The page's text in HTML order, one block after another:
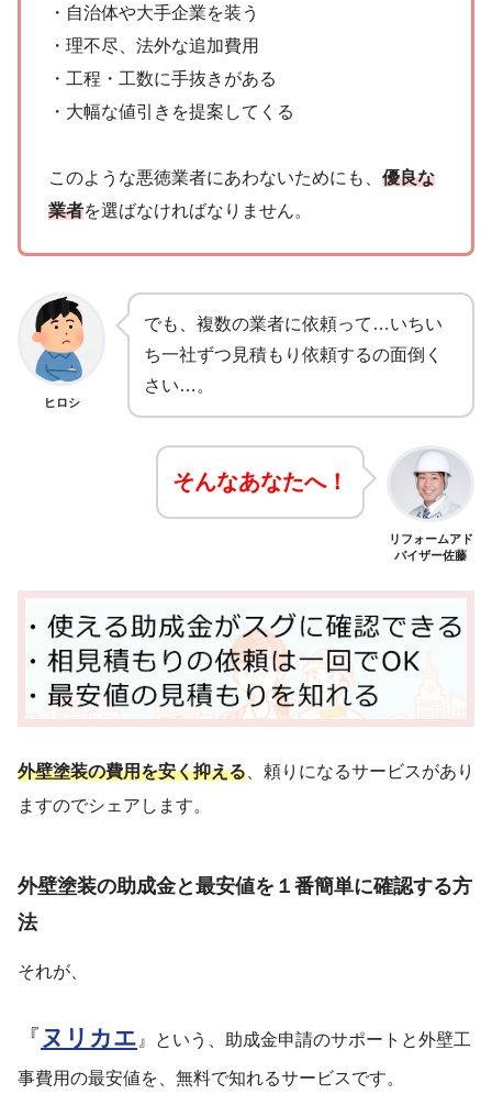
・自治体や大手企業を装う
・理不尽、法外な追加費用
・工程・工数に手抜きがある
・大幅な値引きを提案してくる
このような悪徳業者にあわないためにも、 優良な
業者を選ばなければなりません。
ヒロシ
でも、複数の業者に依頼って…いちい
ち一社ずつ見積もり依頼するの面倒く
さい…。
そんなあなたへ！
リフォームアド
バイザー佐藤
外壁塗装の費用を安く抑える 、頼りになるサービスがあり
ますのでシェアします。
外壁塗装の助成金と最安値を１番簡単に確認する方
法
それが、
『 ヌリカエ 』という、助成金申請のサポートと外壁工
事費用の最安値を、無料で知れるサービスです。